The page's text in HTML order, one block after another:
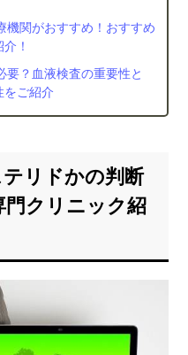
機関がおすすめ！おすすめ
！
要？血液検査の重要性と
をご紹介
リドかの判断
クリニック紹